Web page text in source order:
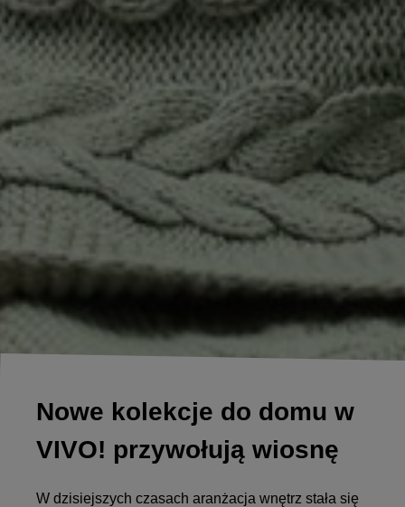
Nowe kolekcje do domu w
VIVO! przywołują wiosnę
W dzisiejszych czasach aranżacja wnętrz stała się